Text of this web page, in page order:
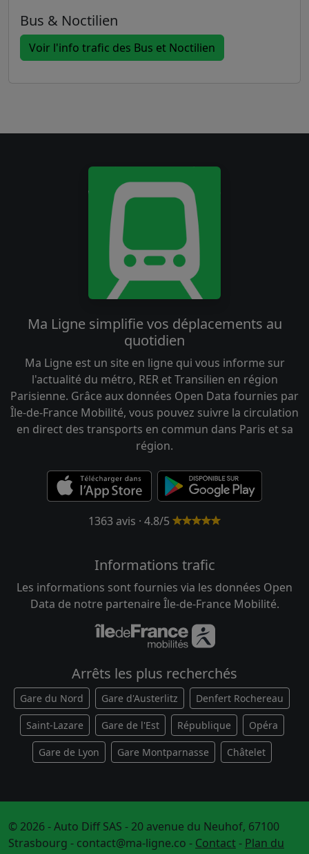
Bus & Noctilien
Voir l'info trafic des Bus et Noctilien
Ma Ligne simplifie vos déplacements au
quotidien
Ma Ligne est un site en ligne qui vous informe sur
l'actualité du métro, RER et Transilien en région
Parisienne. Grâce aux données Open Data fournies par
Île-de-France Mobilité, vous pouvez suivre la circulation
en direct des transports en commun dans Paris et sa
région.
1363 avis · 4.8/5
Informations trafic
Les informations sont fournies via les données Open
Data de notre partenaire Île-de-France Mobilité.
Arrêts les plus recherchés
Gare du Nord Gare d'Austerlitz Denfert Rochereau
Saint-Lazare Gare de l'Est République Opéra
Gare de Lyon Gare Montparnasse Châtelet
© 2026 - Auto Diff SAS - 20 avenue du Neuhof, 67100
Strasbourg - contact@ma-ligne.co - Contact- Plan du